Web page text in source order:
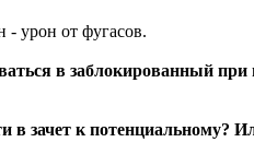
урон от фугасов.
в заблокированный при
зачет к потенциальному?